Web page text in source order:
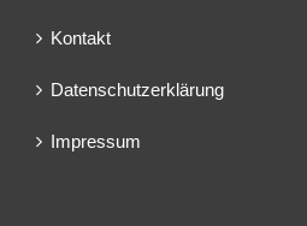
Kontakt
Datenschutzerklärung
Impressum